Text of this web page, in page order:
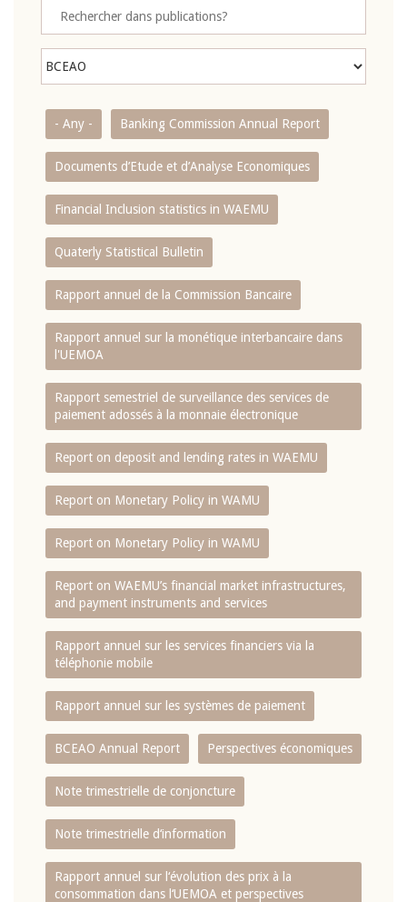
- Any - Banking Commission Annual Report
Documents d’Etude et d’Analyse Economiques
Financial Inclusion statistics in WAEMU
Quaterly Statistical Bulletin
Rapport annuel de la Commission Bancaire
Rapport annuel sur la monétique interbancaire dans
l'UEMOA
Rapport semestriel de surveillance des services de
paiement adossés à la monnaie électronique
Report on deposit and lending rates in WAEMU
Report on Monetary Policy in WAMU
Report on Monetary Policy in WAMU
Report on WAEMU’s financial market infrastructures,
and payment instruments and services
Rapport annuel sur les services financiers via la
téléphonie mobile
Rapport annuel sur les systèmes de paiement
BCEAO Annual Report Perspectives économiques
Note trimestrielle de conjoncture
Note trimestrielle d‘information
Rapport annuel sur l‘évolution des prix à la
consommation dans l‘UEMOA et perspectives